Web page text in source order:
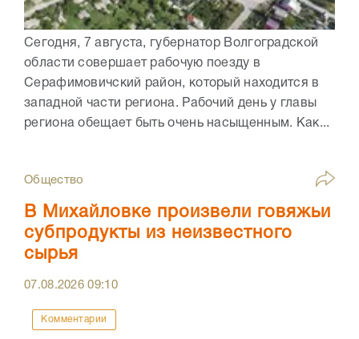
Сегодня, 7 августа, губернатор Волгоградской
области совершает рабочую поезду в
Серафимовичский район, который находится в
западной части региона. Рабочий день у главы
региона обещает быть очень насыщенным. Как...
Общество
В Михайловке произвели говяжьи
субпродукты из неизвестного
сырья
07.08.202609:10
Комментарии